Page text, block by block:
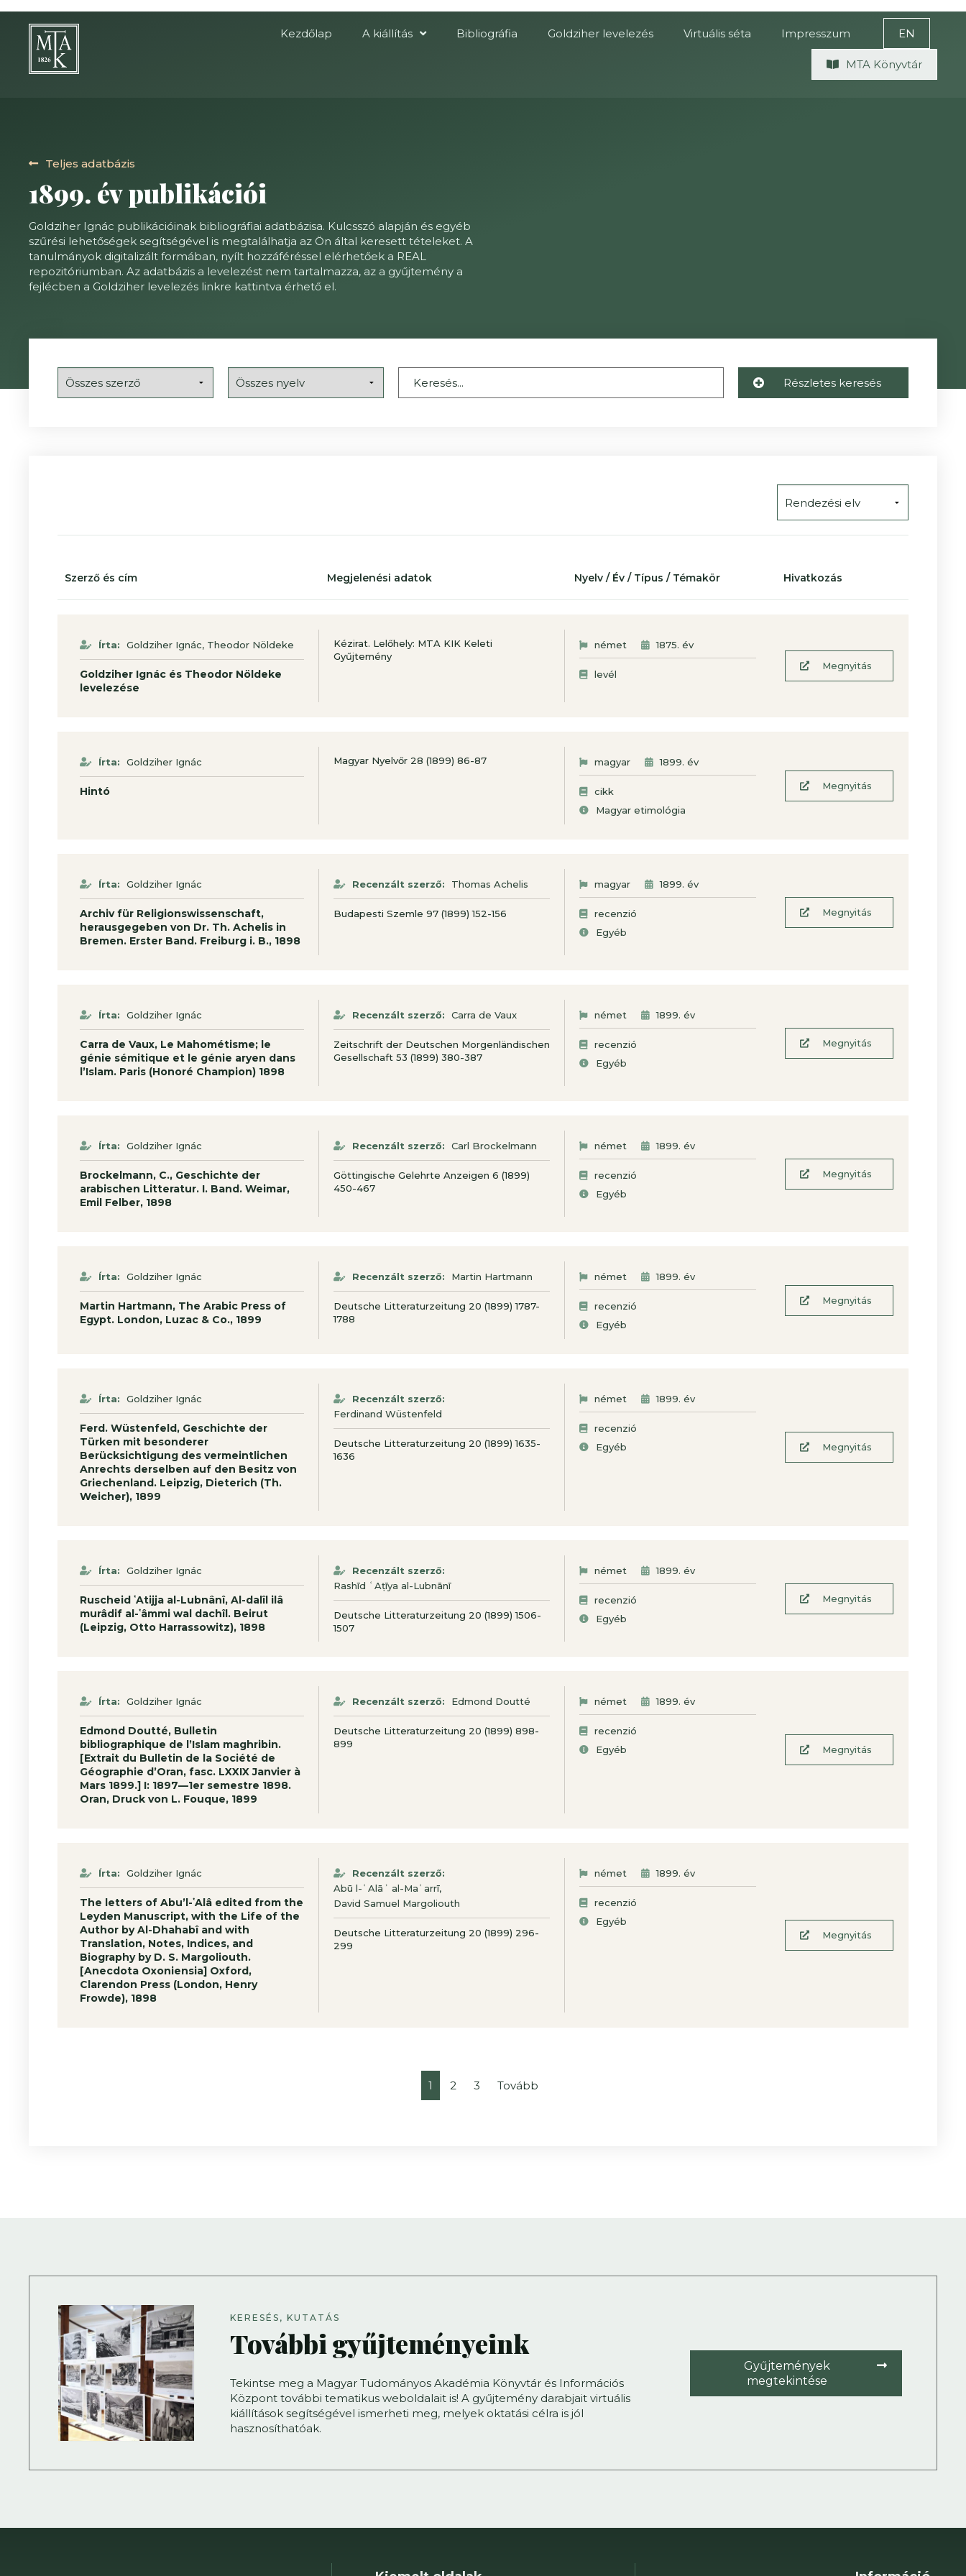
Kezdőlap A kiállítás Bibliográfia Goldziher levelezés Virtuális séta Impresszum EN
MTA Könyvtár
Teljes adatbázis
1899. év publikációi
Goldziher Ignác publikációinak bibliográfiai adatbázisa. Kulcsszó alapján és egyéb
szűrési lehetőségek segítségével is megtalálhatja az Ön által keresett tételeket. A
tanulmányok digitalizált formában, nyílt hozzáféréssel elérhetőek a REAL
repozitóriumban. Az adatbázis a levelezést nem tartalmazza, az a gyűjtemény a
fejlécben a Goldziher levelezés linkre kattintva érhető el.
Részletes keresés
Szerző és cím Megjelenési adatok Nyelv / Év / Típus / Témakör Hivatkozás
Írta: Goldziher Ignác, Theodor Nöldeke
Goldziher Ignác és Theodor Nöldeke
levelezése
Kézirat. Lelőhely: MTA KIK Keleti
Gyűjtemény
német 1875. év
levél
Megnyitás
Írta: Goldziher Ignác
Hintó
Magyar Nyelvőr 28 (1899) 86-87 magyar 1899. év
cikk
Magyar etimológia
Megnyitás
Írta: Goldziher Ignác
Archiv für Religionswissenschaft,
herausgegeben von Dr. Th. Achelis in
Bremen. Erster Band. Freiburg i. B., 1898
Recenzált szerző: Thomas Achelis
Budapesti Szemle 97 (1899) 152-156
magyar 1899. év
recenzió
Egyéb
Megnyitás
Írta: Goldziher Ignác
Carra de Vaux, Le Mahométisme; le
génie sémi­tique et le génie aryen dans
l’Islam. Paris (Honoré Champion) 1898
Recenzált szerző: Carra de Vaux
Zeitschrift der Deutschen Morgenländischen
Gesellschaft 53 (1899) 380-387
német 1899. év
recenzió
Egyéb
Megnyitás
Írta: Goldziher Ignác
Brockelmann, C., Geschichte der
arabischen Litteratur. I. Band. Weimar,
Emil Felber, 1898
Recenzált szerző: Carl Brockelmann
Göttingische Gelehrte Anzeigen 6 (1899)
450-467
német 1899. év
recenzió
Egyéb
Megnyitás
Írta: Goldziher Ignác
Martin Hartmann, The Arabic Press of
Egypt. London, Luzac & Co., 1899
Recenzált szerző: Martin Hartmann
Deutsche Litteraturzeitung 20 (1899) 1787-
1788
német 1899. év
recenzió
Egyéb
Megnyitás
Írta: Goldziher Ignác
Ferd. Wüstenfeld, Geschichte der
Türken mit besonderer
Berücksichtigung des vermeintlichen
Anrechts derselben auf den Besitz von
Griechenland. Leipzig, Dieterich (Th.
Weicher), 1899
Recenzált szerző:
Ferdinand Wüstenfeld
Deutsche Litteraturzeitung 20 (1899) 1635-
1636
német 1899. év
recenzió
Egyéb
Megnyitás
Írta: Goldziher Ignác
Ruscheid ʽAtijja al-Lubnânî, Al-dalîl ilâ
murâdif al-ʽâmmi wal dachîl. Beirut
(Leipzig, Otto Harrassowitz), 1898
Recenzált szerző:
Rashīd ʿAṭīya al-Lubnānī
Deutsche Litteraturzeitung 20 (1899) 1506-
1507
német 1899. év
recenzió
Egyéb
Megnyitás
Írta: Goldziher Ignác
Edmond Doutté, Bulletin
bibliographique de l’Islam maghribin.
[Extrait du Bulletin de la Société de
Géographie d’Oran, fasc. LXXIX Janvier à
Mars 1899.] I: 1897—1er semestre 1898.
Oran, Druck von L. Fouque, 1899
Recenzált szerző: Edmond Doutté
Deutsche Litteraturzeitung 20 (1899) 898-
899
német 1899. év
recenzió
Egyéb
Megnyitás
Írta: Goldziher Ignác
The letters of Abu’l-ʽAlâ edited from the
Leyden Manuscript, with the Life of the
Author by Al-Dhahabî and with
Translation, Notes, Indices, and
Biography by D. S. Margoliouth.
[Anecdota Oxoniensia] Oxford,
Clarendon Press (London, Henry
Frowde), 1898
Recenzált szerző:
Abū l-ʿAlāʾ al-Maʿarrī,
David Samuel Margoliouth
Deutsche Litteraturzeitung 20 (1899) 296-
299
német 1899. év
recenzió
Egyéb
Megnyitás
1 2 3 Tovább
KERESÉS, KUTATÁS
További gyűjteményeink
Tekintse meg a Magyar Tudományos Akadémia Könyvtár és Információs
Központ további tematikus weboldalait is! A gyűjtemény darabjait virtuális
kiállítások segítségével ismerheti meg, melyek oktatási célra is jól
hasznosíthatóak.
Gyűjtemények
megtekintése